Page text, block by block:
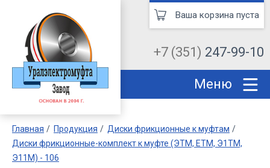
+7 (351) 247-99-10
Ваша корзина пуста
Меню
Главная Продукция
Диски фрикционные к муфтам
Диски фрикционные-комплект к муфте (ЭТМ, ЕТМ, Э1ТМ,
Э11М) - 106